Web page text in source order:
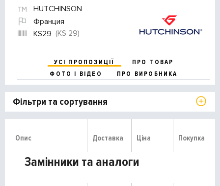
HUTCHINSON
Франция
KS29 (KS 29)
УСІ ПРОПОЗИЦІЇ
ПРО ТОВАР
ФОТО І ВІДЕО
ПРО ВИРОБНИКА
Фільтри та сортування
Опис Доставка Ціна Покупка
Замінники та аналоги